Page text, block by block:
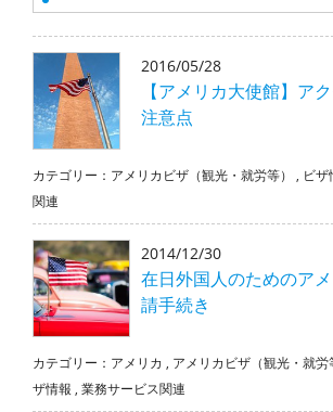
2016/05/28
【アメリカ大使館】ア
注意点
カテゴリー： アメリカビザ（観光・就労等） , ビザ
関連
2014/12/30
在日外国人のためのア
請手続き
カテゴリー： アメリカ , アメリカビザ（観光・就労
ザ情報 , 業務サービス関連